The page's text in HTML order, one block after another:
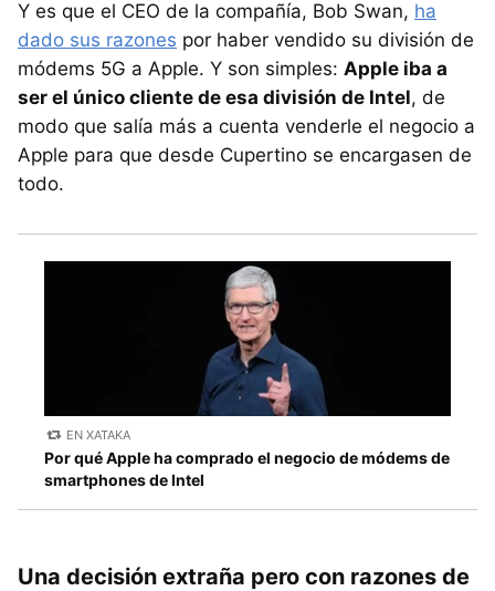
Y es que el CEO de la compañía, Bob Swan, ha
dado sus razones por haber vendido su división de
módems 5G a Apple. Y son simples: Apple iba a
ser el único cliente de esa división de Intel, de
modo que salía más a cuenta venderle el negocio a
Apple para que desde Cupertino se encargasen de
todo.
EN XATAKA
Por qué Apple ha comprado el negocio de módems de
smartphones de Intel
Una decisión extraña pero con razones de